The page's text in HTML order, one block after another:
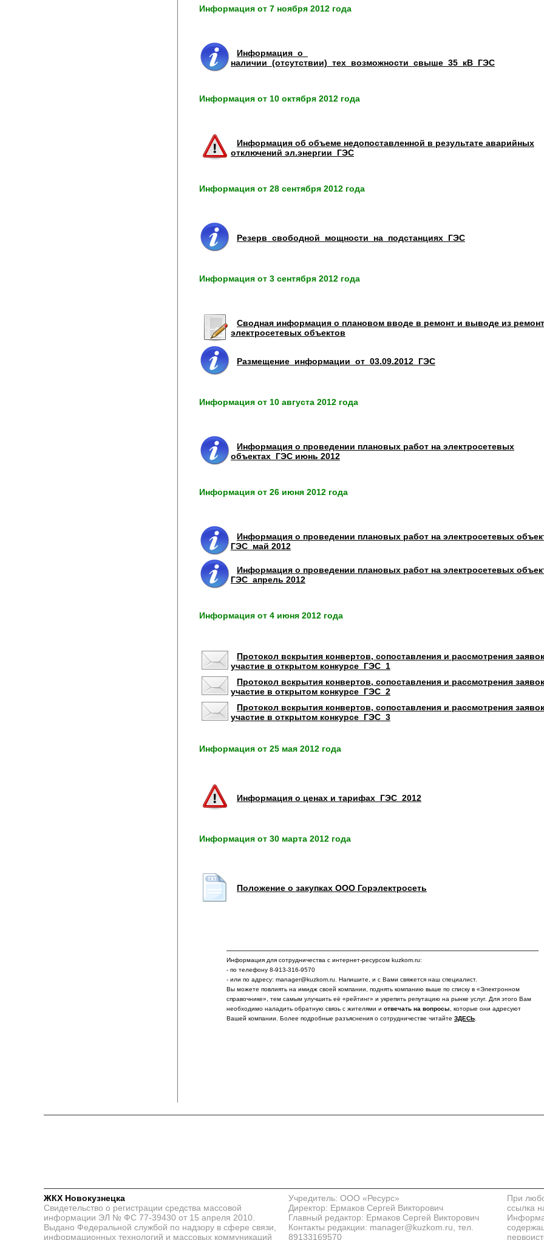
Информация от 7 ноября 2012 года
Информация_о_
наличии_(отсутствии)_тех_возможности_свыше_35_кВ_ГЭС
Информация от 10 октября 2012 года
Информация об объеме недопоставленной в результате аварийных
отключений эл.энергии_ГЭС
Информация от 28 сентября 2012 года
Резерв_свободной_мощности_на_подстанциях_ГЭС
Информация от 3 сентября 2012 года
Сводная информация о плановом вводе в ремонт и выводе из
электросетевых объектов
Размещение_информации_от_03.09.2012_ГЭС
Информация от 10 августа 2012 года
Информация о проведении плановых работ на электросетевых
объектах_ГЭС июнь 2012
Информация от 26 июня 2012 года
Информация о проведении плановых работ на электросетевых
ГЭС_май 2012
Информация о проведении плановых работ на электросетевых
ГЭС_апрель 2012
Информация от 4 июня 2012 года
Протокол вскрытия конвертов, сопоставления и рассмотрения
участие в открытом конкурсе_ГЭС_1
Протокол вскрытия конвертов, сопоставления и рассмотрения
участие в открытом конкурсе_ГЭС_2
Протокол вскрытия конвертов, сопоставления и рассмотрения
участие в открытом конкурсе_ГЭС_3
Информация от 25 мая 2012 года
Информация о ценах и тарифах_ГЭС_2012
Информация от 30 марта 2012 года
Положение о закупках ООО Горэлектросеть
Информация для сотрудничества с интернет-ресурсом kuzkom.ru:
- по телефону 8-913-316-9570
- или по адресу: manager@kuzkom.ru. Напишите, и с Вами свяжется наш специалист.
Вы можете повлиять на имидж своей компании, поднять компанию выше по списку в «Электронном
справочнике», тем самым улучшить её «рейтинг» и укрепить репутацию на рынке услуг. Для этого Вам
необходимо наладить обратную связь с жителями и отвечать на вопросы , которые они адресуют
Вашей компании. Более подробные разъяснения о сотрудничестве читайте ЗДЕСЬ
ЖКХ Новокузнецка
Свидетельство о регистрации средства массовой
информации ЭЛ № ФС 77-39430 от 15 апреля 2010.
Выдано Федеральной службой по надзору в сфере связи,
информационных технологий и массовых коммуникаций
Учредитель: ООО «Ресурс»
Директор: Ермаков Сергей Викторович
Главный редактор: Ермаков Сергей Викторович
Контакты редакции: manager@kuzkom.ru, тел.
89133169570
При
ссылка